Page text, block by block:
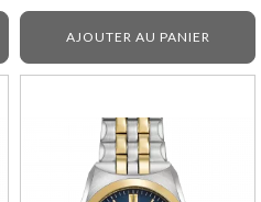
AJOUTER AU PANIER